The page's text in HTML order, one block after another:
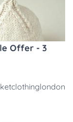
Offer - 3